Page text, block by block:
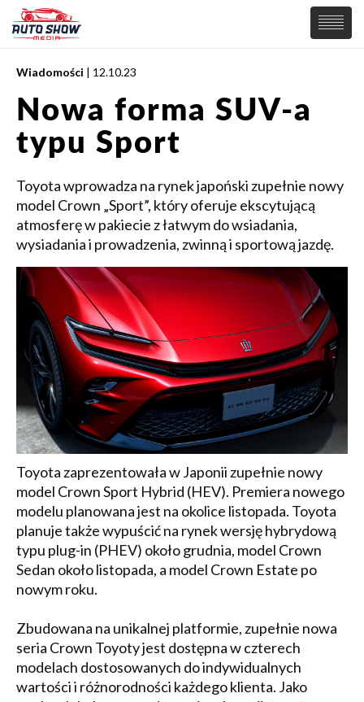
PREMIERY
SAMOCHODY
Wiadomości
Supersamochody
Samochody Koncepcyjne
Tuning
Elektryczne
MOTORSPORT
Wiadomości | 12.10.23
Nowa forma SUV-a
typu Sport
Toyota wprowadza na rynek japoński zupełnie nowy
model Crown „Sport”, który oferuje ekscytującą
atmosferę w pakiecie z łatwym do wsiadania,
wysiadania i prowadzenia, zwinną i sportową jazdę.
Toyota zaprezentowała w Japonii zupełnie nowy
model Crown Sport Hybrid (HEV). Premiera nowego
modelu planowana jest na okolice listopada. Toyota
planuje także wypuścić na rynek wersję hybrydową
typu plug-in (PHEV) około grudnia, model Crown
Sedan około listopada, a model Crown Estate po
nowym roku.
Zbudowana na unikalnej platformie, zupełnie nowa
seria Crown Toyoty jest dostępna w czterech
modelach dostosowanych do indywidualnych
wartości i różnorodności każdego klienta. Jako